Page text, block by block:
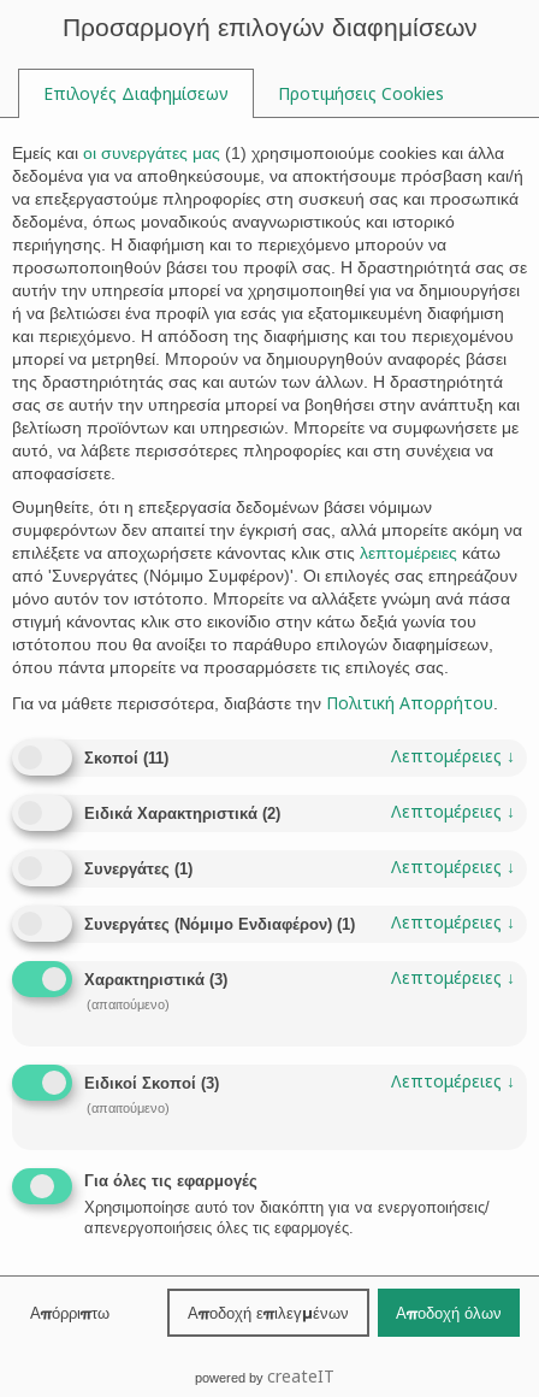
Ετικέτα:κόστος εξάλειψης
προσημείωσης
Εξάλειψη προσημείωσης υποθήκης
Η εγγραφή προσημείωσης υποθήκης σε κάποιο ακίνητο
γίνεται κυρίως με δικαστική απόφαση με τη διαδικασία των
ασφαλιστικών μέτρων. Όταν ο δανειολήπτης αποπληρώσει
το δάνειό του στην τράπεζα, πρέπει να προβεί στην
εξάλειψη της προσημείωσης υποθήκης. Ο δανειολήπτης /
οφειλέτης καταθέτει μέσω του πληρεξουσίου του δικηγόρου
αίτηση ασφαλιστικών μέτρων στο αρμόδιο δικαστήριο. Με
την αίτηση ζητεί…
 LIANA STATHAKI
ΠΡΟΣΗΜΕΊΩΣΗ ΥΠΟΘΉΚΗΣ
Βόλος
24210-30131
Προσαρμογή επιλογών διαφημίσεων
Επιλογές Διαφημίσεων Προτιμήσεις Cookies
Εμείς και οι συνεργάτες μας (1) χρησιμοποιούμε cookies και άλλα
δεδομένα για να αποθηκεύσουμε, να αποκτήσουμε πρόσβαση και/ή
να επεξεργαστούμε πληροφορίες στη συσκευή σας και προσωπικά
δεδομένα, όπως μοναδικούς αναγνωριστικούς και ιστορικό
περιήγησης. Η διαφήμιση και το περιεχόμενο μπορούν να
προσωποποιηθούν βάσει του προφίλ σας. Η δραστηριότητά σας σε
αυτήν την υπηρεσία μπορεί να χρησιμοποιηθεί για να δημιουργήσει
ή να βελτιώσει ένα προφίλ για εσάς για εξατομικευμένη διαφήμιση
και περιεχόμενο. Η απόδοση της διαφήμισης και του περιεχομένου
μπορεί να μετρηθεί. Μπορούν να δημιουργηθούν αναφορές βάσει
της δραστηριότητάς σας και αυτών των άλλων. Η δραστηριότητά
σας σε αυτήν την υπηρεσία μπορεί να βοηθήσει στην ανάπτυξη και
βελτίωση προϊόντων και υπηρεσιών. Μπορείτε να συμφωνήσετε με
αυτό, να λάβετε περισσότερες πληροφορίες και στη συνέχεια να
αποφασίσετε.
Θυμηθείτε, ότι η επεξεργασία δεδομένων βάσει νόμιμων
συμφερόντων δεν απαιτεί την έγκρισή σας, αλλά μπορείτε ακόμη να
επιλέξετε να αποχωρήσετε κάνοντας κλικ στις λεπτομέρειες κάτω
από 'Συνεργάτες (Νόμιμο Συμφέρον)'. Οι επιλογές σας επηρεάζουν
μόνο αυτόν τον ιστότοπο. Μπορείτε να αλλάξετε γνώμη ανά πάσα
στιγμή κάνοντας κλικ στο εικονίδιο στην κάτω δεξιά γωνία του
ιστότοπου που θα ανοίξει το παράθυρο επιλογών διαφημίσεων,
όπου πάντα μπορείτε να προσαρμόσετε τις επιλογές σας.
Για να μάθετε περισσότερα, διαβάστε την Πολιτική Απορρήτου
Σκοποί (11) Λεπτομέρειες ↓
Ειδικά Χαρακτηριστικά (2) Λεπτομέρειες ↓
Συνεργάτες (1) Λεπτομέρειες ↓
Συνεργάτες (Νόμιμο Ενδιαφέρον) (1) Λεπτομέρειες ↓
Χαρακτηριστικά (3)
(απαιτούμενο)
Λεπτομέρειες ↓
Ειδικοί Σκοποί (3)
(απαιτούμενο)
Λεπτομέρειες ↓
Για όλες τις εφαρμογές
Χρησιμοποίησε αυτό τον διακόπτη για να ενεργοποιήσεις/
απενεργοποιήσεις όλες τις εφαρμογές.
Απόρριπτω Αποδοχή επιλεγμένων Αποδοχή όλων
powered by createIT